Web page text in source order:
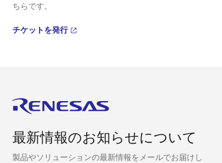
ちらです。
チケットを発行
最新情報のお知らせについて
製品やソリューションの最新情報をメールでお届けし